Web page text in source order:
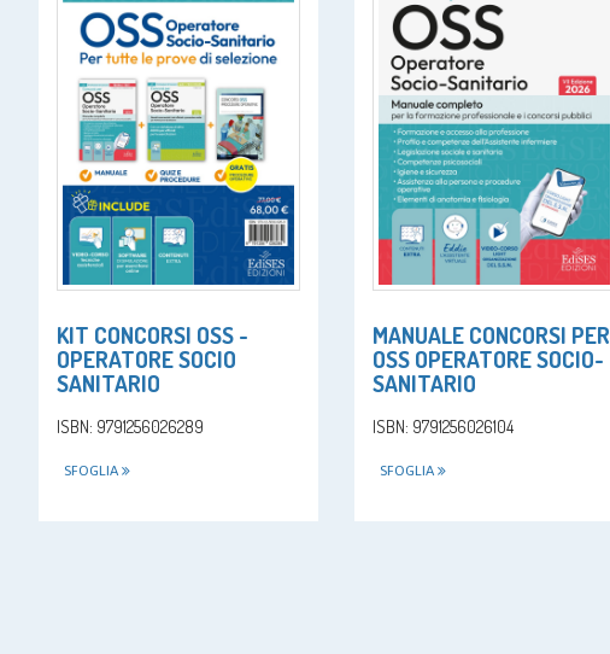
KIT CONCORSI OSS -
OPERATORE SOCIO
SANITARIO
ISBN: 9791256026289
SFOGLIA
MANUALE CONCORSI PER
OSS OPERATORE SOCIO-
SANITARIO
ISBN: 9791256026104
SFOGLIA